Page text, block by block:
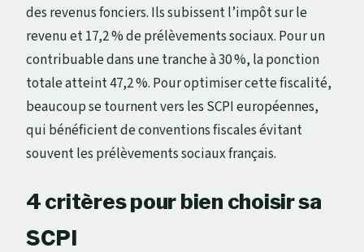
des revenus fonciers. Ils subissent l’impôt sur le
revenu et 17,2 % de prélèvements sociaux. Pour un
contribuable dans une tranche à 30 %, la ponction
totale atteint 47,2 %. Pour optimiser cette fiscalité,
beaucoup se tournent vers les SCPI européennes,
qui bénéficient de conventions fiscales évitant
souvent les prélèvements sociaux français.
4 critères pour bien choisir sa
SCPI